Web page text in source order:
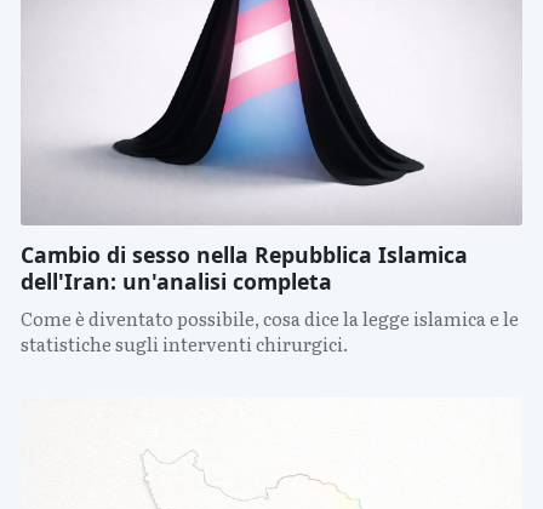
Cambio di sesso nella Repubblica Islamica
dell'Iran: un'analisi completa
Come è diventato possibile, cosa dice la legge islamica e le
statistiche sugli interventi chirurgici.